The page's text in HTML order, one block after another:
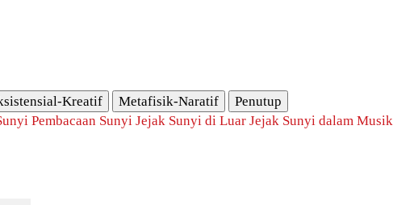
Kreatif Metafisik-Naratif
Penutup
Pembacaan Sunyi Jejak Sunyi di Luar Jejak Sunyi dalam Musik